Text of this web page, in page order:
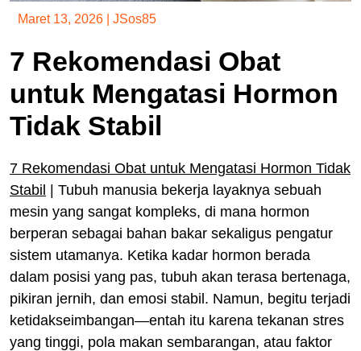
Maret 13, 2026 JSos85
7 Rekomendasi Obat
untuk Mengatasi Hormon
Tidak Stabil
7 Rekomendasi Obat untuk Mengatasi Hormon Tidak
Stabil | Tubuh manusia bekerja layaknya sebuah
mesin yang sangat kompleks, di mana hormon
berperan sebagai bahan bakar sekaligus pengatur
sistem utamanya. Ketika kadar hormon berada
dalam posisi yang pas, tubuh akan terasa bertenaga,
pikiran jernih, dan emosi stabil. Namun, begitu terjadi
ketidakseimbangan—entah itu karena tekanan stres
yang tinggi, pola makan sembarangan, atau faktor